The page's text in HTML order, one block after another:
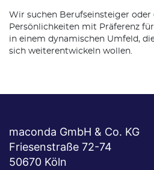
Wir suchen Berufseinsteiger oder
Persönlichkeiten mit Präferenz
in einem dynamischen Umfeld,
sich weiterentwickeln wollen.
maconda GmbH & Co. KG
Friesenstraße 72-74
50670 Köln